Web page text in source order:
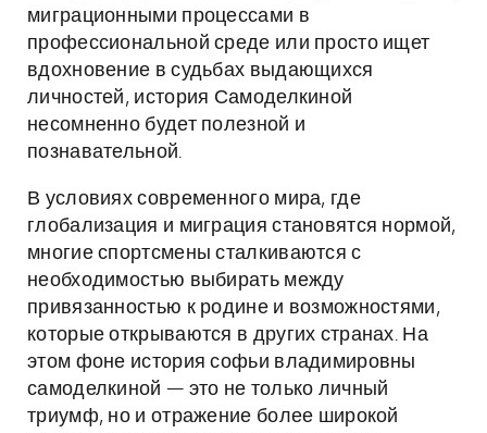
миграционными процессами в
профессиональной среде или просто ищет
вдохновение в судьбах выдающихся
личностей, история Самоделкиной
несомненно будет полезной и
познавательной.
В условиях современного мира, где
глобализация и миграция становятся нормой,
многие спортсмены сталкиваются с
необходимостью выбирать между
привязанностью к родине и возможностями,
которые открываются в других странах. На
этом фоне история софьи владимировны
самоделкиной — это не только личный
триумф, но и отражение более широкой